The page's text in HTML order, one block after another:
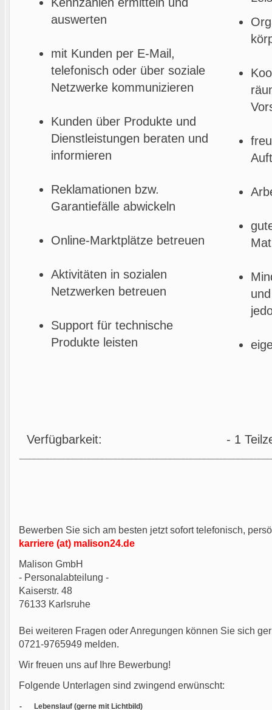
auswerten
mit Kunden per E-Mail,
telefonisch oder über soziale
Netzwerke kommunizieren
Kunden über Produkte und
Dienstleistungen beraten und
informieren
Reklamationen bzw.
Garantiefälle abwickeln
Online-Marktplätze betreuen
Aktivitäten in sozialen
Netzwerken betreuen
Support für technische
Produkte leisten
Verfügbarkeit: - 1
Bewerben Sie sich am besten jetzt sofort telefonisch,
karriere (at) malison24.de
Malison GmbH
- Personalabteilung -
Kaiserstr. 48
76133 Karlsruhe
Bei weiteren Fragen oder Anregungen können Sie sich
0721-9765949 melden.
Wir freuen uns auf Ihre Bewerbung!
Folgende Unterlagen sind zwingend erwünscht:
-
Lebenslauf (gerne mit Lichtbild)